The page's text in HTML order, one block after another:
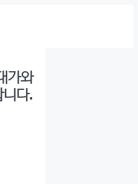
가와
다.